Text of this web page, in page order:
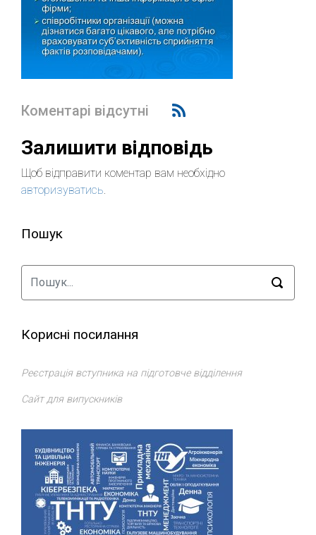
Коментарі відсутні
Залишити відповідь
Щоб відправити коментар вам необхідно
авторизуватись.
Пошук
Корисні посилання
Реєстрація вступника на підготовче відділення
Сайт для випускників